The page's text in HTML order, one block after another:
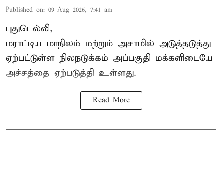
Published on: 09 Aug 2026, 7:41 am
புதுடெல்லி,
மராட்டிய மாநிலம் மற்றும் அசாமில் அடுத்தடுத்து
ஏற்பட்டுள்ள நிலநடுக்கம் அப்பகுதி மக்களிடையே
அச்சத்தை ஏற்படுத்தி உள்ளது.
Read More